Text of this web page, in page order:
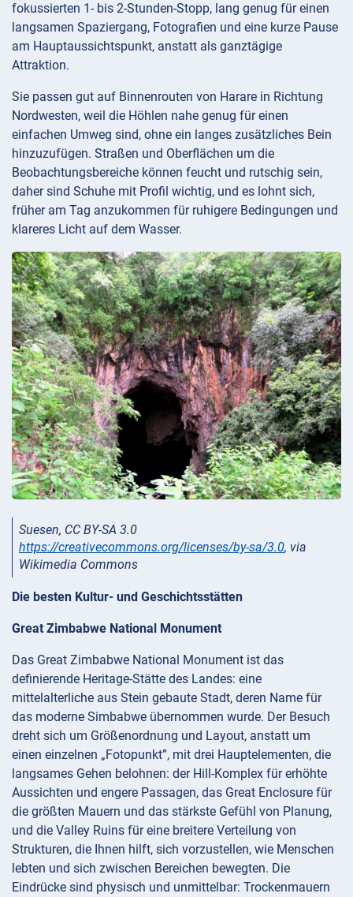
fokussierten 1- bis 2-Stunden-Stopp, lang genug für einen
langsamen Spaziergang, Fotografien und eine kurze Pause
am Hauptaussichtspunkt, anstatt als ganztägige
Attraktion.
Sie passen gut auf Binnenrouten von Harare in Richtung
Nordwesten, weil die Höhlen nahe genug für einen
einfachen Umweg sind, ohne ein langes zusätzliches Bein
hinzuzufügen. Straßen und Oberflächen um die
Beobachtungsbereiche können feucht und rutschig sein,
daher sind Schuhe mit Profil wichtig, und es lohnt sich,
früher am Tag anzukommen für ruhigere Bedingungen und
klareres Licht auf dem Wasser.
Suesen, CC BY-SA 3.0
https://creativecommons.org/licenses/by-sa/3.0, via
Wikimedia Commons
Die besten Kultur- und Geschichtsstätten
Great Zimbabwe National Monument
Das Great Zimbabwe National Monument ist das
definierende Heritage-Stätte des Landes: eine
mittelalterliche aus Stein gebaute Stadt, deren Name für
das moderne Simbabwe übernommen wurde. Der Besuch
dreht sich um Größenordnung und Layout, anstatt um
einen einzelnen „Fotopunkt”, mit drei Hauptelementen, die
langsames Gehen belohnen: der Hill-Komplex für erhöhte
Aussichten und engere Passagen, das Great Enclosure für
die größten Mauern und das stärkste Gefühl von Planung,
und die Valley Ruins für eine breitere Verteilung von
Strukturen, die Ihnen hilft, sich vorzustellen, wie Menschen
lebten und sich zwischen Bereichen bewegten. Die
Eindrücke sind physisch und unmittelbar: Trockenmauern